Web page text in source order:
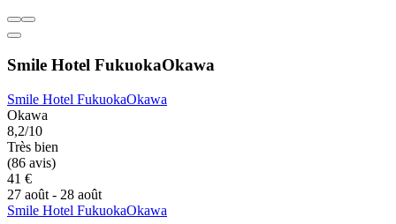
Smile Hotel FukuokaOkawa
Smile Hotel FukuokaOkawa
Okawa
8,2/10
Très bien
(86 avis)
41 €
27 août - 28 août
Smile Hotel FukuokaOkawa